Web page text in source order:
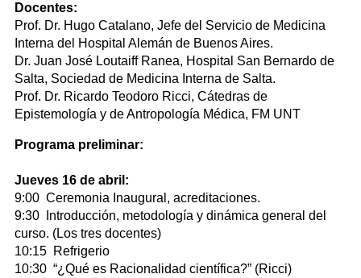
Docentes:
Prof. Dr. Hugo Catalano, Jefe del Servicio de Medicina
Interna del Hospital Alemán de Buenos Aires.
Dr. Juan José Loutaiff Ranea, Hospital San Bernardo de
Salta, Sociedad de Medicina Interna de Salta.
Prof. Dr. Ricardo Teodoro Ricci, Cátedras de
Epistemología y de Antropología Médica, FM UNT
Programa preliminar:
Jueves 16 de abril:
9:00 Ceremonia Inaugural, acreditaciones.
9:30 Introducción, metodología y dinámica general del
curso. (Los tres docentes)
10:15 Refrigerio
10:30 “¿Qué es Racionalidad científica?” (Ricci)